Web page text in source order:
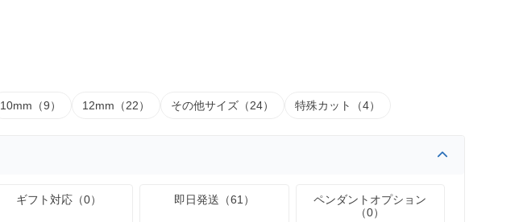
10mm（9） 12mm（22） その他サイズ（24） 特殊カット（4）
ギフト対応（0） 即日発送（61）
ペンダントオプション
（0）